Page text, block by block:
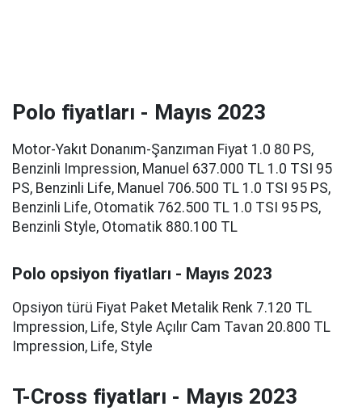
Polo fiyatları - Mayıs 2023
Motor-Yakıt Donanım-Şanzıman Fiyat 1.0 80 PS,
Benzinli Impression, Manuel 637.000 TL 1.0 TSI 95
PS, Benzinli Life, Manuel 706.500 TL 1.0 TSI 95 PS,
Benzinli Life, Otomatik 762.500 TL 1.0 TSI 95 PS,
Benzinli Style, Otomatik 880.100 TL
Polo opsiyon fiyatları - Mayıs 2023
Opsiyon türü Fiyat Paket Metalik Renk 7.120 TL
Impression, Life, Style Açılır Cam Tavan 20.800 TL
Impression, Life, Style
T-Cross fiyatları - Mayıs 2023